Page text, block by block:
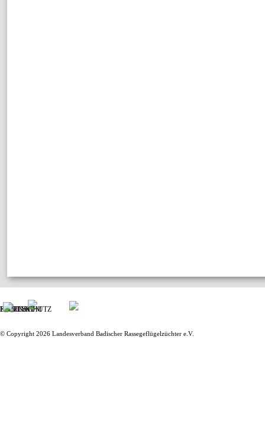
IMPRESSUM
KONTAKT
DATENSCHUTZ
© Copyright 2026 Landesverband Badischer Rassegeflügelzüchter e.V.